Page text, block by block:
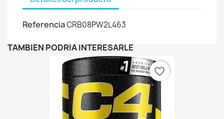
ReferenciaCRB08PW2L463
TAMBIÉN PODRÍA INTERESARLE
favorite_border